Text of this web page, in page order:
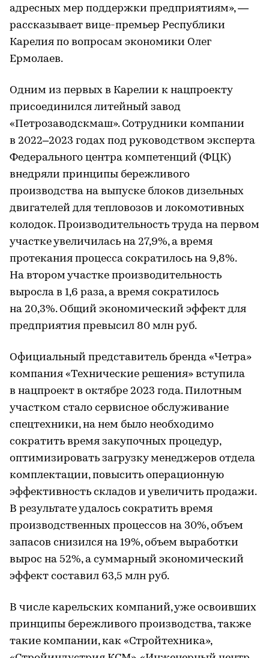
адресных мер поддержки предприятиям», —
рассказывает вице-премьер Республики
Карелия по вопросам экономики Олег
Ермолаев.
Одним из первых в Карелии к нацпроекту
присоединился литейный завод
«Петрозаводскмаш». Сотрудники компании
в 2022–2023 годах под руководством эксперта
Федерального центра компетенций (ФЦК)
внедряли принципы бережливого
производства на выпуске блоков дизельных
двигателей для тепловозов и локомотивных
колодок. Производительность труда на первом
участке увеличилась на 27,9%, а время
протекания процесса сократилось на 9,8%.
На втором участке производительность
выросла в 1,6 раза, а время сократилось
на 20,3%. Общий экономический эффект для
предприятия превысил 80 млн руб.
Официальный представитель бренда «Четра»
компания «Технические решения» вступила
в нацпроект в октябре 2023 года. Пилотным
участком стало сервисное обслуживание
спецтехники, на нем было необходимо
сократить время закупочных процедур,
оптимизировать загрузку менеджеров отдела
комплектации, повысить операционную
эффективность складов и увеличить продажи.
В результате удалось сократить время
производственных процессов на 30%, объем
запасов снизился на 19%, объем выработки
вырос на 52%, а суммарный экономический
эффект составил 63,5 млн руб.
В числе карельских компаний, уже освоивших
принципы бережливого производства, также
такие компании, как «Стройтехника»,